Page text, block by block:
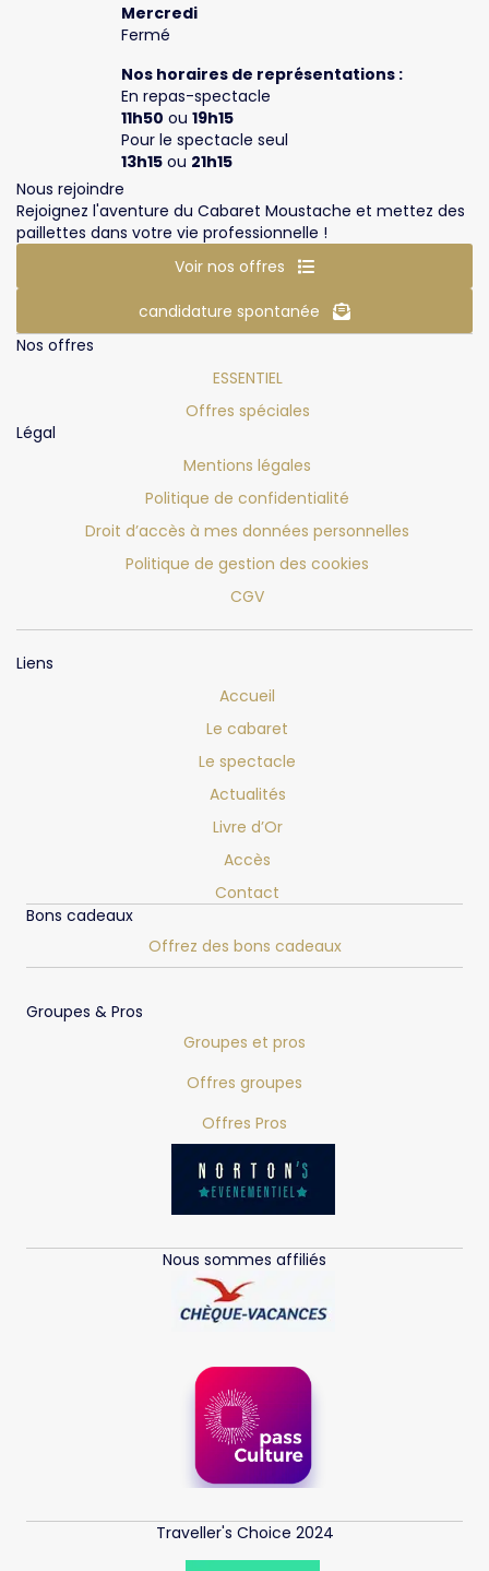
Mercredi
Fermé
Nos horaires de représentations :
En repas-spectacle
11h50 ou 19h15
Pour le spectacle seul
13h15ou 21h15
Nous rejoindre
Rejoignez l'aventure du Cabaret Moustache et mettez des
paillettes dans votre vie professionnelle !
Voir nos offres
candidature spontanée
Nos offres
ESSENTIEL
Offres spéciales
Légal
Mentions légales
Politique de confidentialité
Droit d’accès à mes données personnelles
Politique de gestion des cookies
CGV
Liens
Accueil
Le cabaret
Le spectacle
Actualités
Livre d’Or
Accès
Contact
Bons cadeaux
Offrez des bons cadeaux
Groupes & Pros
Groupes et pros
Offres groupes
Offres Pros
Nous sommes affiliés
Traveller's Choice 2024